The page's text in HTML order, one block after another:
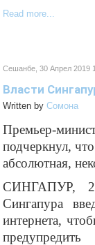
Read more...
Сешанбе, 30 Апрел 2019
Власти
Written by Cомона
Премьер-
подчеркнул,
абсолютная,
СИНГАПУР,
Сингапура
интернета,